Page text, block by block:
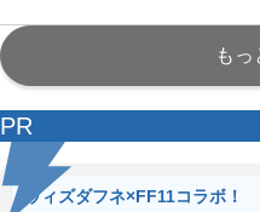
もっ
PR
ウィズダフネ×FF11コラボ！